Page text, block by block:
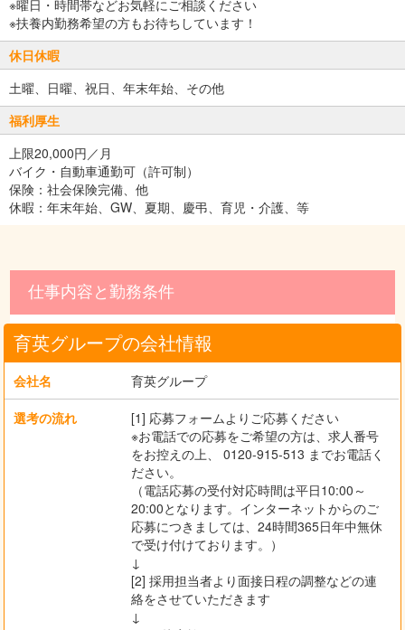
※曜日・時間帯などお気軽にご相談ください
※扶養内勤務希望の方もお待ちしています！
休日休暇
土曜、日曜、祝日、年末年始、その他
福利厚生
上限20,000円／月
バイク・自動車通勤可（許可制）
保険：社会保険完備、他
休暇：年末年始、GW、夏期、慶弔、育児・介護、等
仕事内容と勤務条件
育英グループの会社情報
会社名 育英グループ
選考の流れ
[1] 応募フォームよりご応募ください
※お電話での応募をご希望の方は、求人番号
をお控えの上、 0120-915-513 までお電話く
ださい。
（電話応募の受付対応時間は平日10:00～
20:00となります。インターネットからのご
応募につきましては、24時間365日年中無休
で受け付けております。）
↓
[2] 採用担当者より面接日程の調整などの連
絡をさせていただきます
↓